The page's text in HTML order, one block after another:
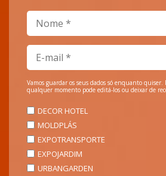
Vamos guardar os seus dados só enquanto quiser.
qualquer momento pode editá-los ou deixar de
DECOR HOTEL
MOLDPLÁS
EXPOTRANSPORTE
EXPOJARDIM
URBANGARDEN